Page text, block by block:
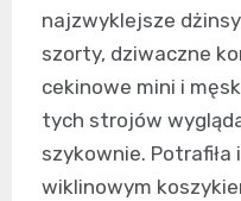
najzwyklejsze
szorty, dziwaczne
cekinowe mini i
tych strojów
szykownie. Potrafiła
wiklinowym